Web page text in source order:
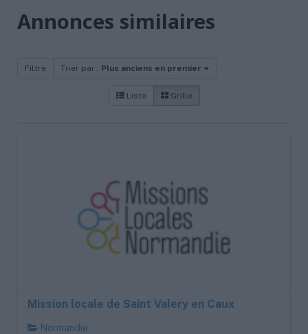
Annonces similaires
Filtre Trier par : Plus anciens en premier
Liste Grille
Mission locale de Saint Valery en Caux
Normandie